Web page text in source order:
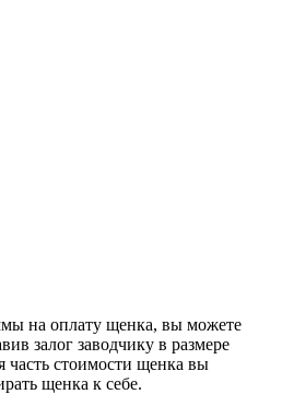
на оплату щенка, вы можете
залог заводчику в размере
часть стоимости щенка вы
щенка к себе.